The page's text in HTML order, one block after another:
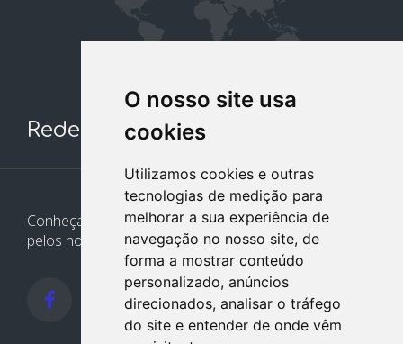
O nosso site usa
cookies
Utilizamos cookies e outras
tecnologias de medição para
melhorar a sua experiência de
navegação no nosso site, de
forma a mostrar conteúdo
personalizado, anúncios
direcionados, analisar o tráfego
do site e entender de onde vêm
Redes Sociais
Conheça e siga nossos canais. Interaja, fale conosco
pelos nossos perfis e saiba de todas as novidades.